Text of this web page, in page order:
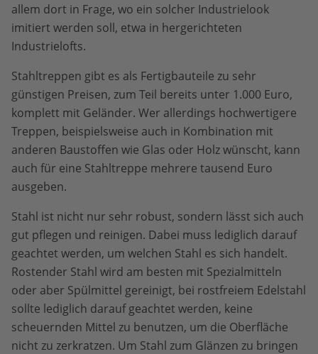
allem dort in Frage, wo ein solcher Industrielook
imitiert werden soll, etwa in hergerichteten
Industrielofts.
Stahltreppen gibt es als Fertigbauteile zu sehr
günstigen Preisen, zum Teil bereits unter 1.000 Euro,
komplett mit Geländer. Wer allerdings hochwertigere
Treppen, beispielsweise auch in Kombination mit
anderen Baustoffen wie Glas oder Holz wünscht, kann
auch für eine Stahltreppe mehrere tausend Euro
ausgeben.
Stahl ist nicht nur sehr robust, sondern lässt sich auch
gut pflegen und reinigen. Dabei muss lediglich darauf
geachtet werden, um welchen Stahl es sich handelt.
Rostender Stahl wird am besten mit Spezialmitteln
oder aber Spülmittel gereinigt, bei rostfreiem Edelstahl
sollte lediglich darauf geachtet werden, keine
scheuernden Mittel zu benutzen, um die Oberfläche
nicht zu zerkratzen. Um Stahl zum Glänzen zu bringen